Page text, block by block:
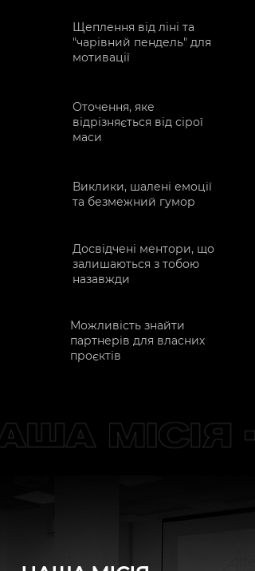
Щеплення від ліні та
"чарівний пендель" для
мотивації
Оточення, яке
відрізняється від сірої
маси
Виклики, шалені емоції
та безмежний гумор
Досвідчені ментори, що
залишаються з тобою
назавжди
Можливість знайти
партнерів для власних
проєктів